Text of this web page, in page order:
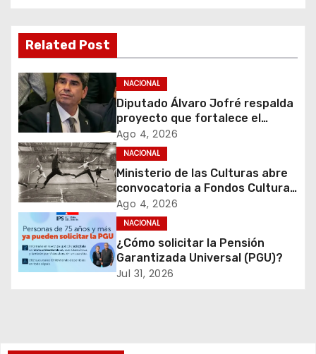
a
c
i
ó
n
d
e
e
Related Post
NACIONAL
Diputado Álvaro Jofré respalda
proyecto que fortalece el
control de identidad durante
estados de excepción
Ago 4, 2026
NACIONAL
Ministerio de las Culturas abre
convocatoria a Fondos Cultura
2027 con foco en
transparencia, innovación y
acceso ciudadano
Ago 4, 2026
NACIONAL
¿Cómo solicitar la Pensión
Garantizada Universal (PGU)?
Jul 31, 2026